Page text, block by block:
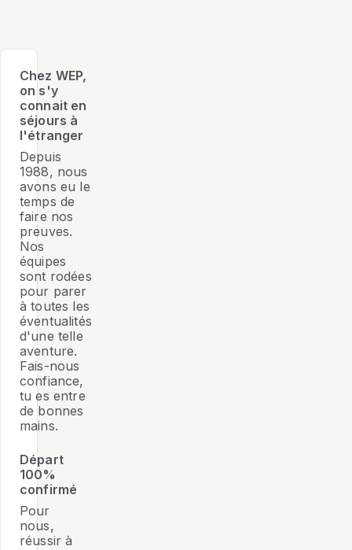
Chez WEP,
on s'y
connait en
séjours à
l'étranger
Depuis
1988, nous
avons eu le
temps de
faire nos
preuves.
Nos
équipes
sont rodées
pour parer
à toutes les
éventualités
d'une telle
aventure.
Fais-nous
confiance,
tu es entre
de bonnes
mains.
Départ
100%
confirmé
Pour
nous,
réussir à